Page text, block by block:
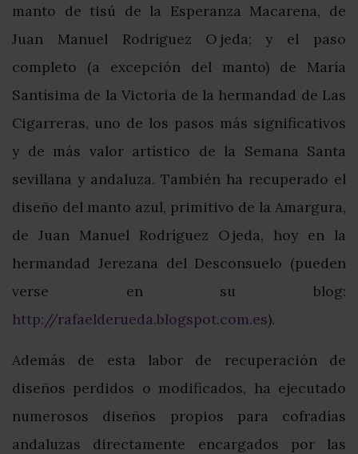
manto de tisú de la Esperanza Macarena, de
Juan Manuel Rodríguez Ojeda; y el paso
completo (a excepción del manto) de María
Santísima de la Victoria de la hermandad de Las
Cigarreras, uno de los pasos más significativos
y de más valor artístico de la Semana Santa
sevillana y andaluza. También ha recuperado el
diseño del manto azul, primitivo de la Amargura,
de Juan Manuel Rodríguez Ojeda, hoy en la
hermandad Jerezana del Desconsuelo (pueden
verse en su blog:
http://rafaelderueda.blogspot.com.es).
Además de esta labor de recuperación de
diseños perdidos o modificados, ha ejecutado
numerosos diseños propios para cofradías
andaluzas directamente encargados por las